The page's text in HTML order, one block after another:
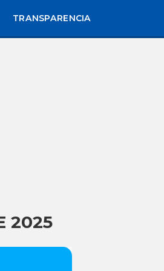
TRANSPARENCIA
2025